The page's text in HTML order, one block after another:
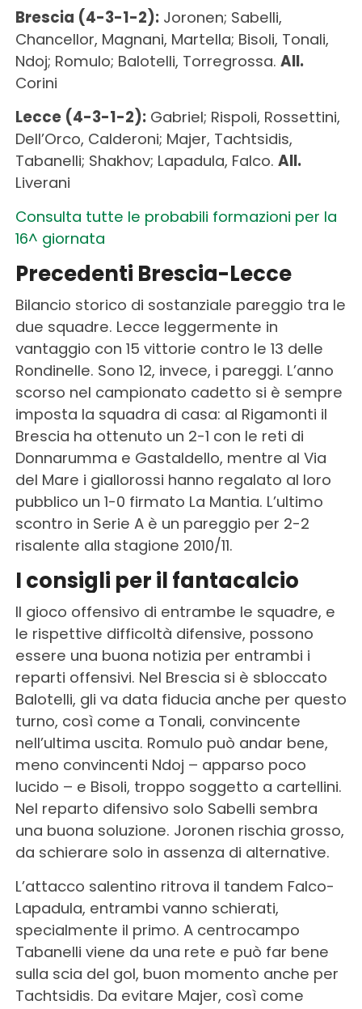
Brescia (4-3-1-2):Joronen; Sabelli,
Chancellor, Magnani, Martella; Bisoli, Tonali,
Ndoj; Romulo; Balotelli, Torregrossa. All.
Corini
Lecce (4-3-1-2):Gabriel; Rispoli, Rossettini,
Dell’Orco, Calderoni; Majer, Tachtsidis,
Tabanelli; Shakhov; Lapadula, Falco. All.
Liverani
Consulta tutte le probabili formazioni per la
16^ giornata
Precedenti Brescia-Lecce
Bilancio storico di sostanziale pareggio tra le
due squadre. Lecce leggermente in
vantaggio con 15 vittorie contro le 13 delle
Rondinelle. Sono 12, invece, i pareggi. L’anno
scorso nel campionato cadetto si è sempre
imposta la squadra di casa: al Rigamonti il
Brescia ha ottenuto un 2-1 con le reti di
Donnarumma e Gastaldello, mentre al Via
del Mare i giallorossi hanno regalato al loro
pubblico un 1-0 firmato La Mantia. L’ultimo
scontro in Serie A è un pareggio per 2-2
risalente alla stagione 2010/11.
I consigli per il fantacalcio
Il gioco offensivo di entrambe le squadre, e
le rispettive difficoltà difensive, possono
essere una buona notizia per entrambi i
reparti offensivi. Nel Brescia si è sbloccato
Balotelli, gli va data fiducia anche per questo
turno, così come a Tonali, convincente
nell’ultima uscita. Romulo può andar bene,
meno convincenti Ndoj – apparso poco
lucido – e Bisoli, troppo soggetto a cartellini.
Nel reparto difensivo solo Sabelli sembra
una buona soluzione. Joronen rischia grosso,
da schierare solo in assenza di alternative.
L’attacco salentino ritrova il tandem Falco-
Lapadula, entrambi vanno schierati,
specialmente il primo. A centrocampo
Tabanelli viene da una rete e può far bene
sulla scia del gol, buon momento anche per
Tachtsidis. Da evitare Majer, così come